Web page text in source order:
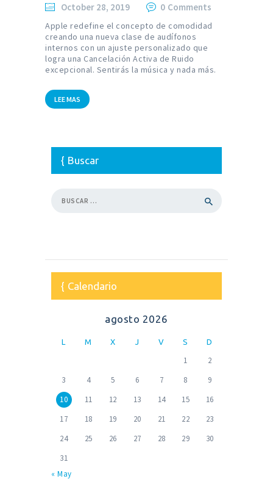
October 28, 2019 0 Comments
Apple redefine el concepto de comodidad
creando una nueva clase de audífonos
internos con un ajuste personalizado que
logra una Cancelación Activa de Ruido
excepcional. Sentirás la música y nada más.
LEE MAS
Buscar
Calendario
agosto 2026
L M X J V S D
1
2
3
4 5 6 7 8
9
10
11 12 13 14 15
16
17
18 19 20 21 22
23
24
25 26 27 28 29
30
31
« May